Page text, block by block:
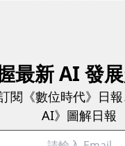
少了 14.9%，原因
最新 AI 發
閱《數位時代》日
AI》圖解日報